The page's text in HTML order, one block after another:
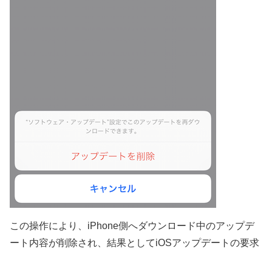
この操作により、iPhone側へダウンロード中のアップデ
ート内容が削除され、結果としてiOSアップデートの要求